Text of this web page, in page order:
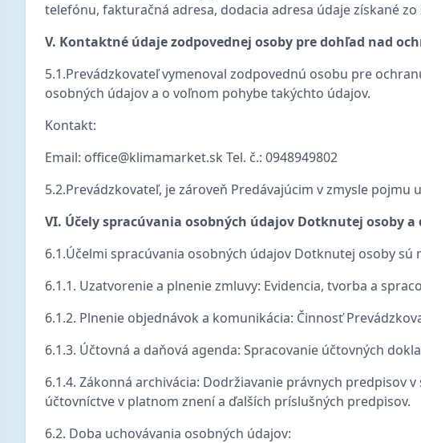
telefónu, fakturačná adresa, dodacia adresa údaje získané
V. Kontaktné údaje zodpovednej osoby pre dohľad nad
5.1.Prevádzkovateľ vymenoval zodpovednú osobu pre
osobných údajov a o voľnom pohybe takýchto údajov.
Kontakt:
Email: office@klimamarket.sk Tel. č.: 0948949802
5.2.Prevádzkovateľ, je zároveň Predávajúcim v zmysle
VI. Účely spracúvania osobných údajov Dotknutej osoby
6.1.Účelmi spracúvania osobných údajov Dotknutej osoby sú
6.1.1. Uzatvorenie a plnenie zmluvy: Evidencia, tvorba a
6.1.2. Plnenie objednávok a komunikácia: Činnosť
6.1.3. Účtovná a daňová agenda: Spracovanie účtovných
6.1.4. Zákonná archivácia: Dodržiavanie právnych predpisov
účtovníctve v platnom znení a ďalších príslušných predpisov.
6.2. Doba uchovávania osobných údajov: